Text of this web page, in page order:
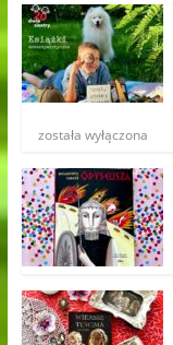
została wyłączona